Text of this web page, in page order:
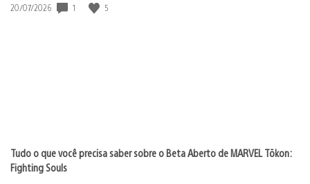
Data
20/07/2026 1 5
Tudo o que você precisa saber sobre o Beta Aberto de MARVEL Tōkon:
Fighting Souls